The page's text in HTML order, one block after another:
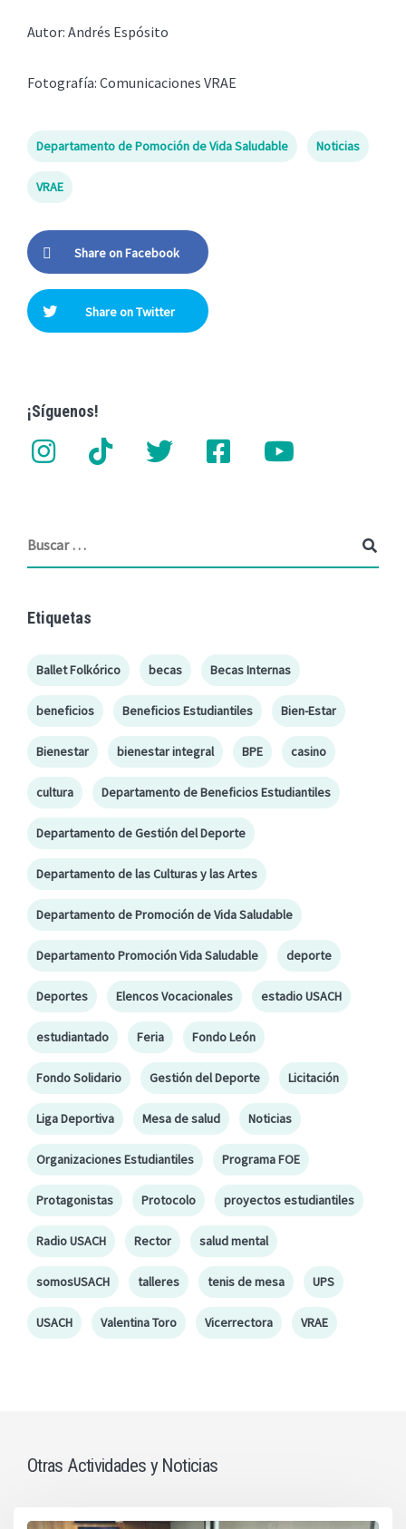
Autor: Andrés Espósito
Fotografía: Comunicaciones VRAE
Departamento de Pomoción de Vida Saludable Noticias
VRAE
Share on Facebook
Share on Twitter
¡Síguenos!
Etiquetas
Ballet Folkórico becas Becas Internas
beneficios Beneficios Estudiantiles Bien-Estar
Bienestar bienestar integral BPE casino
cultura Departamento de Beneficios Estudiantiles
Departamento de Gestión del Deporte
Departamento de las Culturas y las Artes
Departamento de Promoción de Vida Saludable
Departamento Promoción Vida Saludable deporte
Deportes Elencos Vocacionales estadio USACH
estudiantado Feria Fondo León
Fondo Solidario Gestión del Deporte Licitación
Liga Deportiva Mesa de salud Noticias
Organizaciones Estudiantiles Programa FOE
Protagonistas Protocolo proyectos estudiantiles
Radio USACH Rector salud mental
somosUSACH talleres tenis de mesa UPS
USACH Valentina Toro Vicerrectora VRAE
Otras Actividades y Noticias